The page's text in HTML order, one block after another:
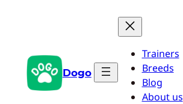
Dogo
Trainers
Breeds
Blog
About us